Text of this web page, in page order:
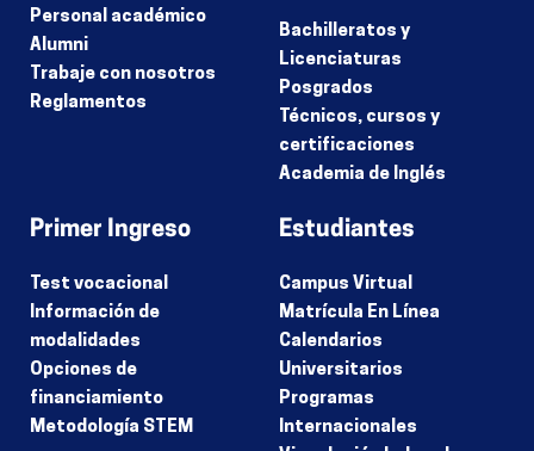
Personal académico
Alumni
Trabaje con nosotros
Reglamentos
Bachilleratos y
Licenciaturas
Posgrados
Técnicos, cursos y
certificaciones
Academia de Inglés
Primer Ingreso
Test vocacional
Información de
modalidades
Opciones de
financiamiento
Metodología STEM
Estudiantes
Campus Virtual
Matrícula En Línea
Calendarios
Universitarios
Programas
Internacionales